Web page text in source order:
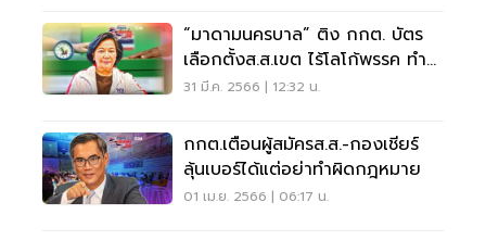
“มาดามนครบาล” ติง กกต. บัตร
เลือกตั้งส.ส.เขต ไร้โลโก้พรรค ทำ
สับสน
31 มี.ค. 2566 | 12:32 น.
กกต.เตือนผู้สมัครส.ส.-กองเชียร์
ลุ้นเบอร์ได้แต่อย่าทำผิดกฎหมาย
01 เม.ย. 2566 | 06:17 น.